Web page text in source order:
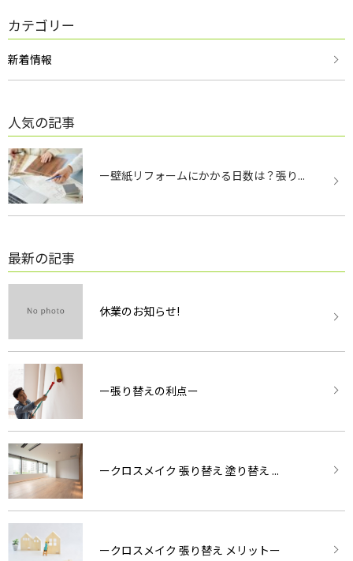
カテゴリー
新着情報
人気の記事
ー壁紙リフォームにかかる日数は？張り...
最新の記事
休業のお知らせ!
ー張り替えの利点ー
ークロスメイク 張り替え 塗り替え ...
ークロスメイク 張り替え メリットー